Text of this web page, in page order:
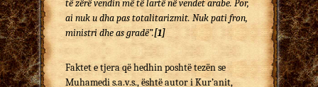
të zërë vendin më të lartë në vendet arabe. Por,
ai nuk u dha pas totalitarizmit. Nuk pati fron,
ministri dhe as gradë”.[1]
Faktet e tjera që hedhin poshtë tezën se
Muhamedi s.a.v.s., është autor i Kur’anit,